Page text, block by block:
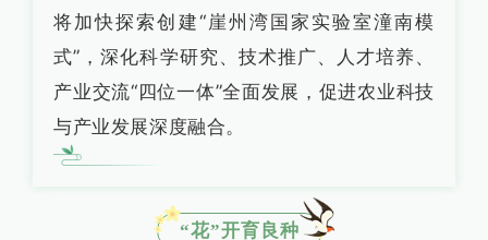
将加快探索创建“崖州湾国家实验室潼南模
式”，深化科学研究、技术推广、人才培养、
产业交流“四位一体”全面发展，促进农业科技
与产业发展深度融合。
“花”开育良种